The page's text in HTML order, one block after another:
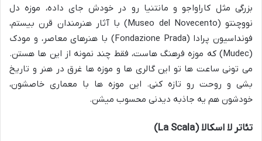
بزرگی مثل کاراواجو و مانتنیا رو در خودش جای داده، موزه دل
نووچنتو (Museo del Novecento) با آثار هنرمندان قرن بیستم،
فونداسیون پرادا (Fondazione Prada) با هنرهای معاصر، و مودک
(Mudec) که موزه فرهنگ هاست، فقط چند نمونه از این ها هستن.
می تونی ساعت ها تو این گالری ها و موزه ها غرق در هنر و تاریخ
بشی و روحت رو تازه کنی. این موزه ها با معماری خاصشون،
خودشون هم یه جاذبه دیدنی محسوب میشن.
تئاتر لا اسکالا (La Scala)